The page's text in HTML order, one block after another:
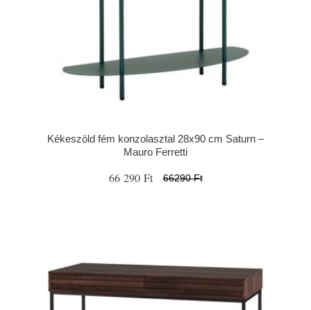
Kékeszöld fém konzolasztal 28x90 cm Saturn –
Mauro Ferretti
66 290 Ft 66290 Ft